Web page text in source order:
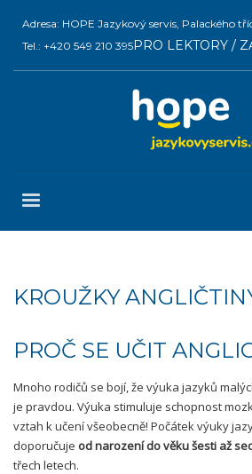
Adresa: HOPE Jazykový servis, Palackého
Tel.: +420 549 210 395PRO LEKTORY /
KROUŽKY
PROČ SE UČIT
Mnoho rodičů se bojí, že výuka jazyků
je pravdou. Výuka stimuluje schopnost
vztah k učení všeobecně! Počátek výuky
doporučuje od narození do věku šesti až
třech letech.